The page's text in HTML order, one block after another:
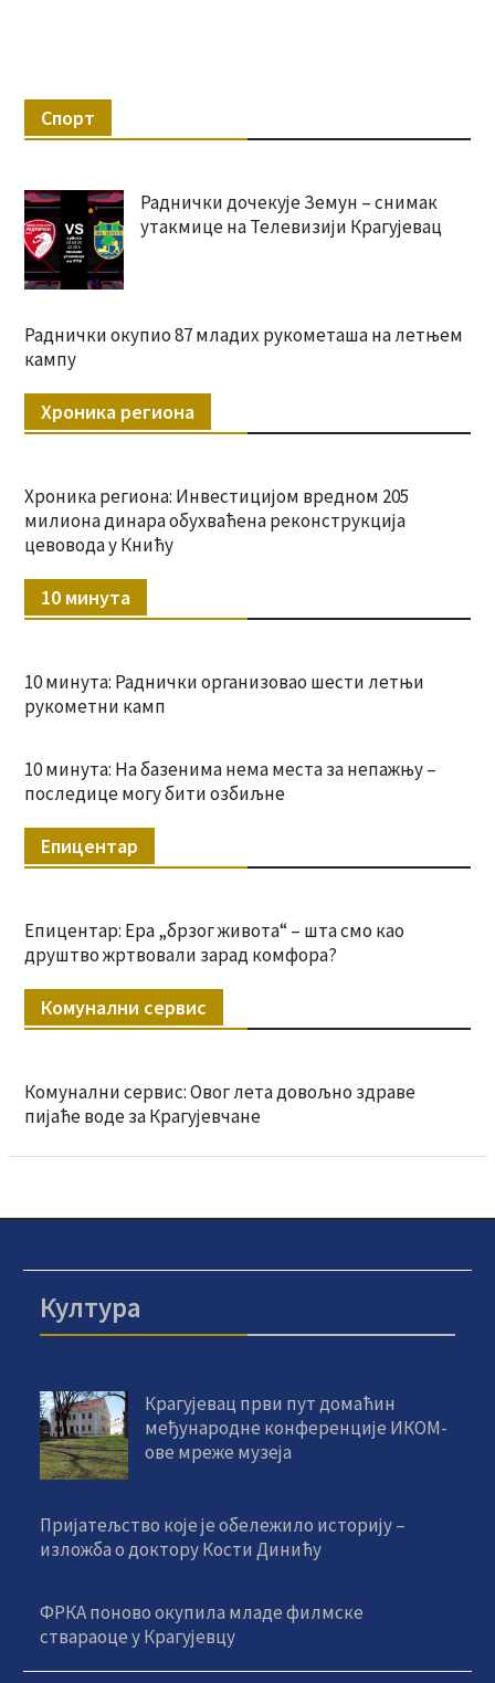
Спорт
Раднички дочекује Земун – снимак
утакмице на Телевизији Крагујевац
Раднички окупио 87 младих рукометаша на летњем
кампу
Хроника региона
Хроника региона: Инвестицијом вредном 205
милиона динара обухваћена реконструкција
цевовода у Книћу
10 минута
10 минута: Раднички организовао шести летњи
рукометни камп
10 минута: На базенима нема места за непажњу –
последице могу бити озбиљне
Епицентар
Епицентар: Ера „брзог живота“ – шта смо као
друштво жртвовали зарад комфора?
Комунални сервис
Комунални сервис: Овог лета довољно здраве
пијаће воде за Крагујевчане
Култура
Крагујевац први пут домаћин
међународне конференције ИКОМ-
ове мреже музеја
Пријатељство које је обележило историју –
изложба о доктору Кости Динићу
ФРКА поново окупила младе филмске
ствараоце у Крагујевцу